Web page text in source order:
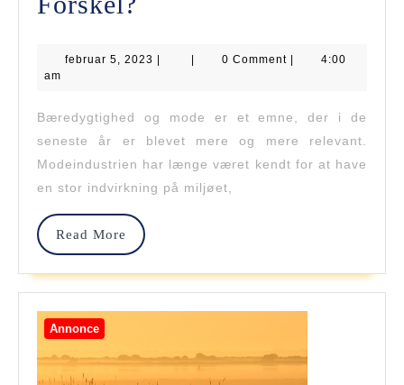
Mode
Hvordan
Kan
Vi
Gøre
Forskel?
februar 5, 2023 februar
| | 0 Comment |
4:00
am
Bæredygtighed og mode er et emne, der i de
seneste år er blevet mere og mere relevant.
Modeindustrien har længe været kendt for at have
en stor indvirkning på miljøet,
Read More
Read
Annonce